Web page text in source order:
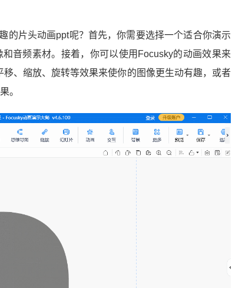
的片头动画ppt呢？首先，你需要选择一个适合你演示
音频素材。接着，你可以使用Focusky的动画效果来
、缩放、旋转等效果来使你的图像更生动有趣，或者
。